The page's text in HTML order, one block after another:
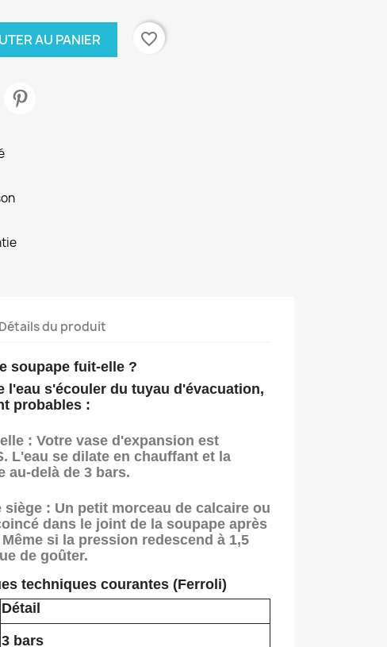
AU PANIER favorite_border
Détails du produit
soupape fuit-elle ?
l'eau s'écouler du tuyau d'évacuation,
probables :
: Votre vase d'expansion est
L'eau se dilate en chauffant et la
au-delà de 3 bars.
siège : Un petit morceau de calcaire ou
dans le joint de la soupape après
si la pression redescend à 1,5
de goûter.
techniques courantes (Ferroli)
Détail
3 bars